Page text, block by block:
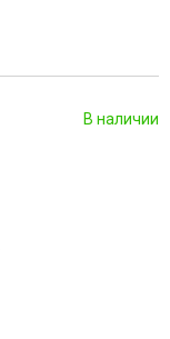
В наличии